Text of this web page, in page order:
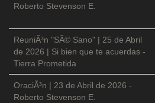
Roberto Stevenson E.
ReuniÃ³n "SÃ© Sano" | 25 de Abril
de 2026 | Si bien que te acuerdas -
Tierra Prometida
OraciÃ³n | 23 de Abril de 2026 -
Roberto Stevenson E.